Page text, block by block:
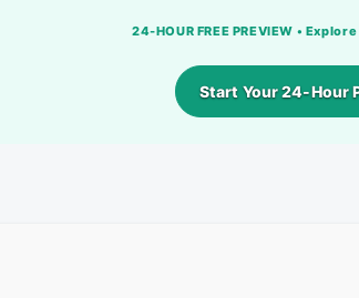
24-HOUR FREE PREVIEW •
Start Your 24-Hour